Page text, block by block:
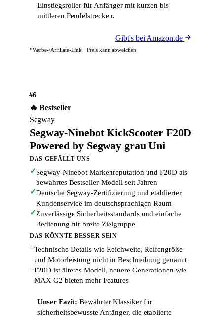
Einstiegsroller für Anfänger mit kurzen bis
mittleren Pendelstrecken.
Gibt's bei Amazon.de
*Werbe-/Affiliate-Link · Preis kann abweichen
#6
🔥 Bestseller
Segway
Segway-Ninebot KickScooter F20D
Powered by Segway grau Uni
DAS GEFÄLLT UNS
✓Segway-Ninebot Markenreputation und F20D als
bewährtes Bestseller-Modell seit Jahren
✓Deutsche Segway-Zertifizierung und etablierter
Kundenservice im deutschsprachigen Raum
✓Zuverlässige Sicherheitsstandards und einfache
Bedienung für breite Zielgruppe
DAS KÖNNTE BESSER SEIN
−Technische Details wie Reichweite, Reifengröße
und Motorleistung nicht in Beschreibung genannt
−F20D ist älteres Modell, neuere Generationen wie
MAX G2 bieten mehr Features
Unser Fazit: Bewährter Klassiker für
sicherheitsbewusste Anfänger, die etablierte